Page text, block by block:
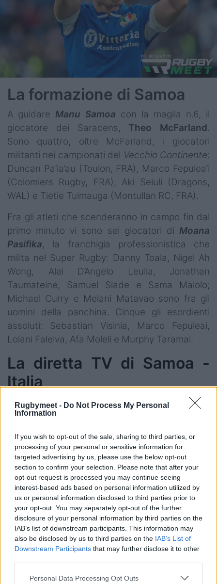
Rugbymeet - Do Not Process My Personal
Information
If you wish to opt-out of the sale, sharing to third parties, or
processing of your personal or sensitive information for
targeted advertising by us, please use the below opt-out
section to confirm your selection. Please note that after your
opt-out request is processed you may continue seeing
interest-based ads based on personal information utilized by
us or personal information disclosed to third parties prior to
your opt-out. You may separately opt-out of the further
disclosure of your personal information by third parties on the
IAB’s list of downstream participants. This information may
also be disclosed by us to third parties on the IAB’s List of
Downstream Participants that may further disclose it to other
Personal Data Processing Opt Outs
La formazione di Samoa
A guidare Manu Samoa con la maglia n.6, il
giocatore dei Saracens, Theo McFarland.
Sono quattro, oltre McFarland, i giocatori
militanti nei campionati del Vecchio Continente:
Duncan Pa’ia’au (Toulon, FRA), Marco Fepulea’i
(Colomiers Rugby, FRA), Aki Seiuli (Dragons,
WAL) e Tietie Tuimauga (Montullan RC, FRA).
Fra gli atleti che scenderanno in campo fin dal
primo minuto vi sono sei giocatori di Moana
Pasifika, la franchigia professionistica che
milita nel Super Rugby: Danny Toala, Nigel Ah
Wong, Alai D’Angelo Leuila, Jonathan
Taumateine, Samuel Slade e Sama Malolo;
Michael Curry e Melani Matavao sono fra gli
uomini della panchina. Cinque gli esordienti
assoluti: Sebastian Visinia, Marco Fepuleai,
Lolani Faleiva, Afa Moleli e Murphy Taramai.
La diretta TV di Samoa -
Italia
La partita tra Samoa e Italia sarà trasmessa in
diretta su Sky Sport Uno e in streaming su
del mattino in Italia).
SAMOA:
15 Duncan Pa’ia’au, Toulon, France
14 Sebastian Visinia, Counties Manukau, NZ
13 Alapati Leiua, Shizuoka Blue Revs, Japan
12 Danny Toala, Moana Pasifika, NZ
11 Nigel Ah Wong, Moana Pasifika, NZ
10 Alai D’Angelo Leuila, Moana Pasifika, NZ
9 Jonathan Taumateine, Moana Pasifika, NZ